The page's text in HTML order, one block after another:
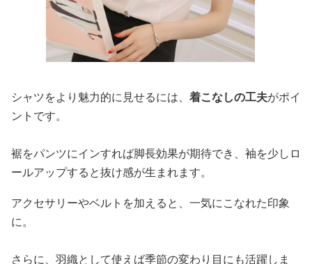
シャツをより魅力的に見せるには、 着こなしの工夫がポイ
ントです。
裾をパンツにインすれば脚長効果が期待でき、袖を少しロ
ールアップすると抜け感が生まれます。
アクセサリーやベルトを加えると、一気にこなれた印象
に。
さらに、羽織として使えば季節の変わり目にも活躍しま